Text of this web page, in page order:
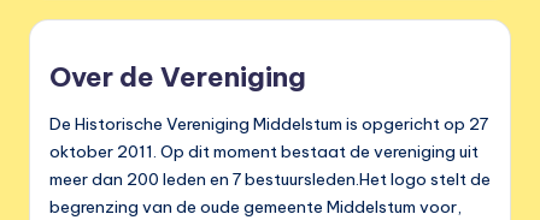
Over de Vereniging
De Historische Vereniging Middelstum is opgericht op 27
oktober 2011. Op dit moment bestaat de vereniging uit
meer dan 200 leden en 7 bestuursleden.Het logo stelt de
begrenzing van de oude gemeente Middelstum voor,